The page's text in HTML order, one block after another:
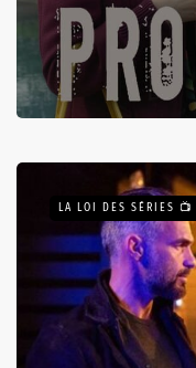
LA LOI DES SÉRIES 📺